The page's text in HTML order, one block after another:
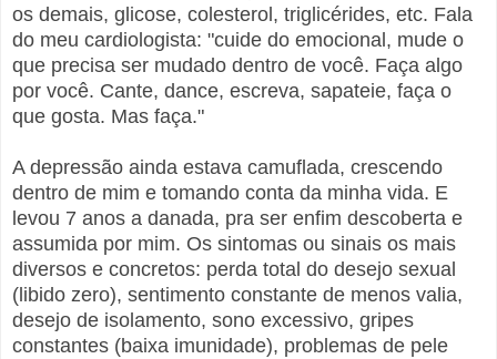
os demais, glicose, colesterol, triglicérides, etc. Fala
do meu cardiologista: "cuide do emocional, mude o
que precisa ser mudado dentro de você. Faça algo
por você. Cante, dance, escreva, sapateie, faça o
que gosta. Mas faça."
A depressão ainda estava camuflada, crescendo
dentro de mim e tomando conta da minha vida. E
levou 7 anos a danada, pra ser enfim descoberta e
assumida por mim. Os sintomas ou sinais os mais
diversos e concretos: perda total do desejo sexual
(libido zero), sentimento constante de menos valia,
desejo de isolamento, sono excessivo, gripes
constantes (baixa imunidade), problemas de pele